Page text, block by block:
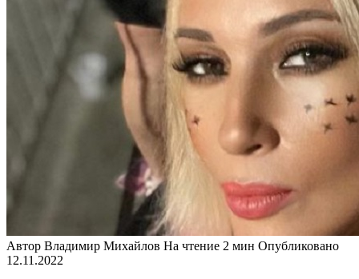
Автор Владимир Михайлов На чтение 2 мин Опубликовано
12.11.2022